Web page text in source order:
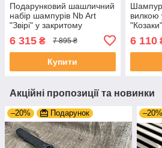
Подарунковий шашличний
набір шампурів Nb Art
"Звірі" у закритому
6 315 ₴ 7 895 ₴
Купити
вилкою
6 110
Акційні пропозиції та новинки
–20% Подарунок –20%